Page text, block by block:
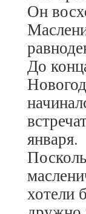
Он
До
января.
хотели